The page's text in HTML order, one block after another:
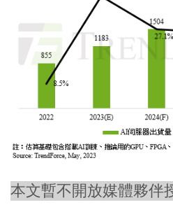
本文暫不開放媒體夥伴